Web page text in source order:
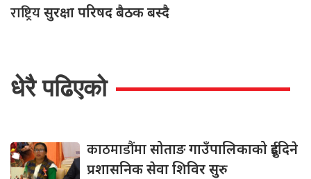
राष्ट्रियसुरक्षा परिषद बैठक बस्दै
धेरै पढिएको
काठमाडौंमासोताङ गाउँपालिकाको दुईदिने
प्रशासनिक सेवा शिविर सुरु